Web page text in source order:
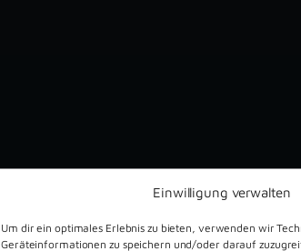
Einwilligung verwalten
Um dir ein optimales Erlebnis zu bieten, verwenden wir
Geräteinformationen zu speichern und/oder darauf